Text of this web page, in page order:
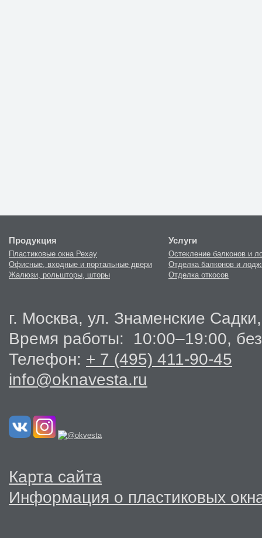
Продукция
Пластиковые окна Рехау
Офисные, входные и портальные двери
Жалюзи, рольшторы, шторы
Услуги
Остекление балконов и
Отделка балконов и
Отделка откосов
г. Москва, ул. Знаменские
Время работы: 10:00–19:00,
Телефон: + 7 (495) 411-90-45
info@oknavesta.ru
Карта сайта
Информация о пластиковых